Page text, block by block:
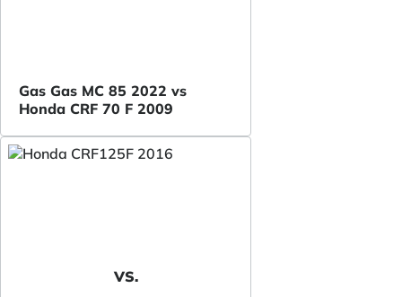
Gas Gas MC 85 2022 vs
Honda CRF 70 F 2009
VS.